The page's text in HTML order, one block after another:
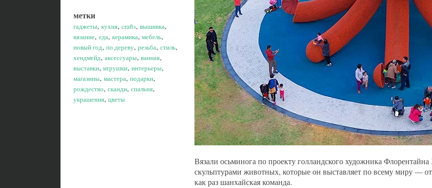
метки
гаджеты, кухня, crafts, вышивка,
вязание, еда, керамика, мебель,
новый год, по дереву, резьба, стиль,
хендмейд, аксессуары, ванная,
выставки, игрушки, интерьеры,
магазины, мастера, подарки,
рождество, сканди, спальня,
украшения, цветы
Вязали осьминога по проекту голландского художника
скульптурами животных, которые он выставляет по всему миру —
как раз шанхайская команда.